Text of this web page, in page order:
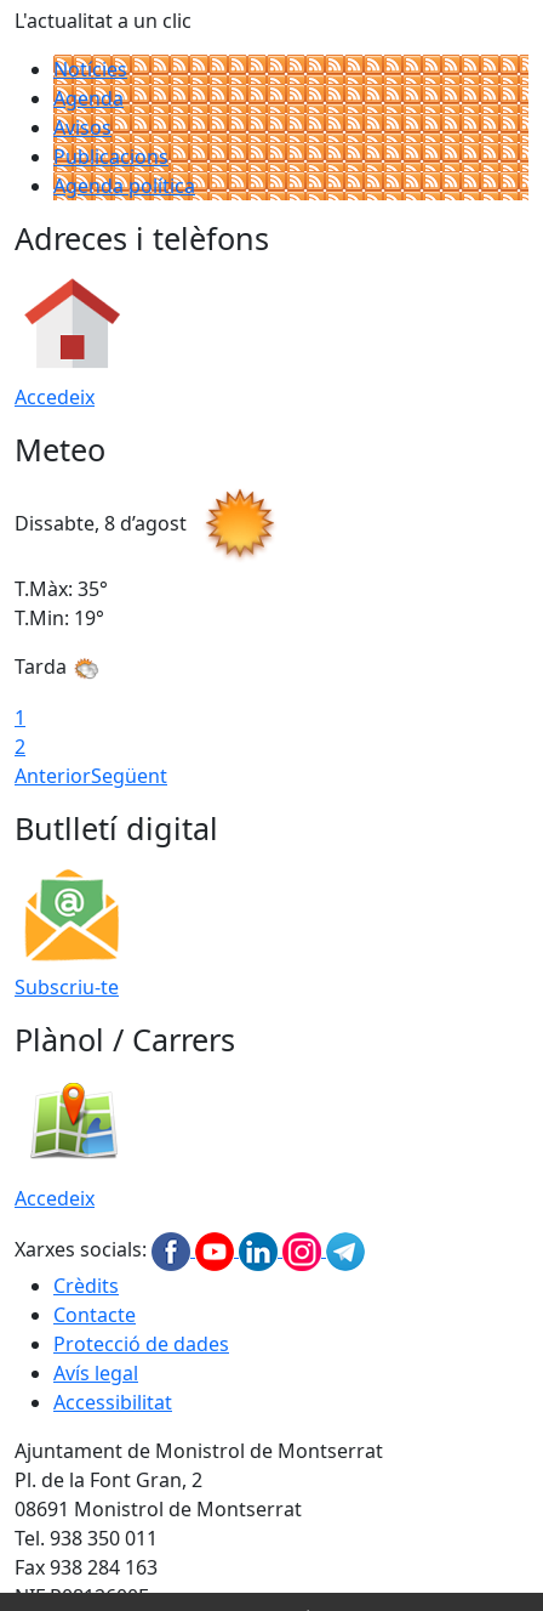
L'actualitat a un clic
Notícies
Agenda
Avisos
Publicacions
Agenda política
Adreces i telèfons
Accedeix
Meteo
Dissabte, 8 d’agost
T.Màx: 35°
T.Min: 19°
Tarda
1
2
AnteriorSegüent
Butlletí digital
Subscriu-te
Plànol / Carrers
Accedeix
Xarxes socials:
Crèdits
Contacte
Protecció de dades
Avís legal
Accessibilitat
Ajuntament de Monistrol de Montserrat
Pl. de la Font Gran, 2
08691 Monistrol de Montserrat
Tel. 938 350 011
Fax 938 284 163
NIF P0812600E